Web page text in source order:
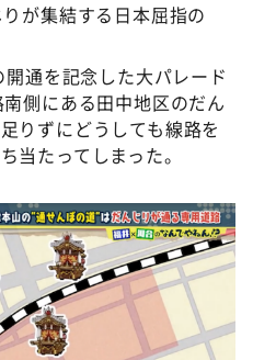
が集結する日本屈指の
通を記念した大パレード
側にある田中地区のだん
りずにどうしても線路を
当たってしまった。